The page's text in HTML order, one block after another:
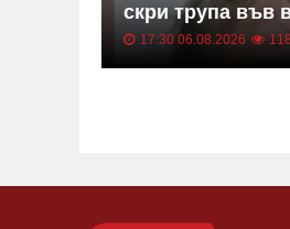
скри трупа във
17:30 06.08.2026